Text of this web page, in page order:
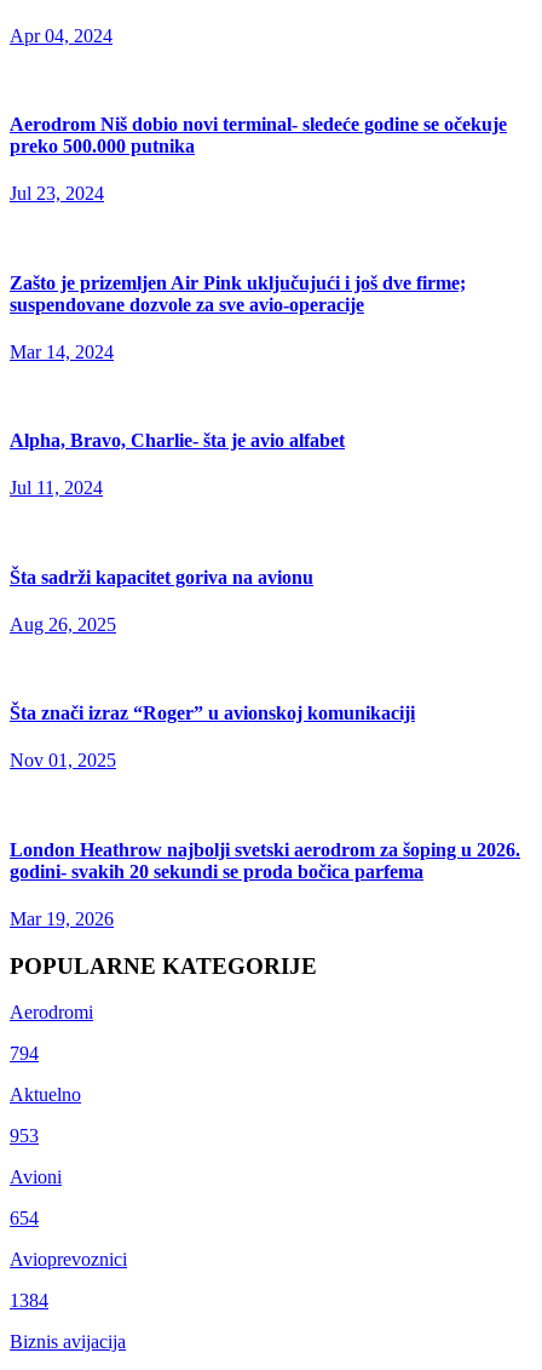
Apr 04, 2024
Aerodrom Niš dobio novi terminal- sledeće godine se očekuje
preko 500.000 putnika
Jul 23, 2024
Zašto je prizemljen Air Pink uključujući i još dve firme;
suspendovane dozvole za sve avio-operacije
Mar 14, 2024
Alpha, Bravo, Charlie- šta je avio alfabet
Jul 11, 2024
Šta sadrži kapacitet goriva na avionu
Aug 26, 2025
Šta znači izraz “Roger” u avionskoj komunikaciji
Nov 01, 2025
London Heathrow najbolji svetski aerodrom za šoping u 2026.
godini- svakih 20 sekundi se proda bočica parfema
Mar 19, 2026
POPULARNE KATEGORIJE
Aerodromi
794
Aktuelno
953
Avioni
654
Avioprevoznici
1384
Biznis avijacija